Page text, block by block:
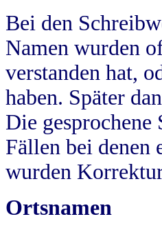
Bei den
Namen wurden
verstanden hat,
haben. Später
Die
Fällen bei denen
wurden
Ortsnamen